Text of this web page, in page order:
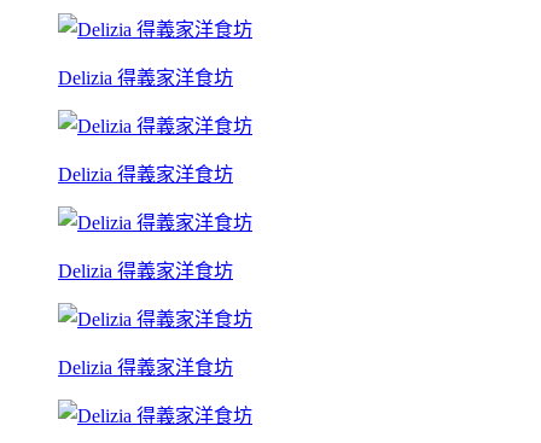
Delizia 得義家洋食坊
Delizia 得義家洋食坊
Delizia 得義家洋食坊
Delizia 得義家洋食坊